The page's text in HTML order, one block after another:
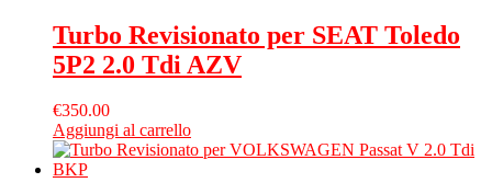
Turbo Revisionato per SEAT Toledo
5P2 2.0 Tdi AZV
€350.00
Aggiungi al carrello